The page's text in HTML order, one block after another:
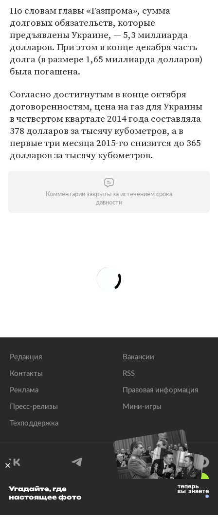
По словам главы «Газпрома», сумма
долговых обязательств, которые
предъявлены Украине, — 5,3 миллиарда
долларов. При этом в конце декабря часть
долга (в размере 1,65 миллиарда долларов)
была погашена.
Согласно достигнутым в конце октября
договоренностям, цена на газ для Украины
в четвертом квартале 2014 года составляла
378 долларов за тысячу кубометров, а в
первые три месяца 2015-го снизится до 365
долларов за тысячу кубометров.
Комментарии закрыты за истечением срока
давности
Редакция
Контакты
Реклама
Пресс-релизы
Техподдержка
Вакансии
RSS
Правовая информация
Мини-игры
© 1999–2026 Все права защищены.
Угадайте, где
настоящее фото